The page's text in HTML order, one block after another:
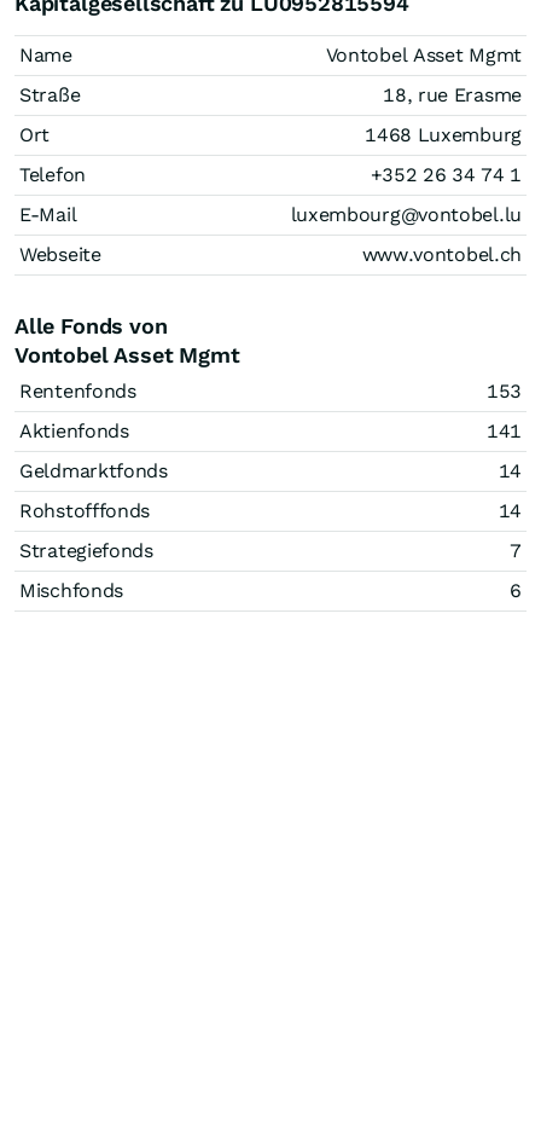
Name
Vontobel Asset Mgmt
Straße
18, rue Erasme
Ort
1468 Luxemburg
Telefon
+352 26 34 74 1
E-Mail
luxembourg@vontobel.lu
Webseite
www.vontobel.ch
Alle Fonds von
Vontobel Asset Mgmt
Rentenfonds
153
Aktienfonds
141
Geldmarktfonds
14
Rohstofffonds
14
Strategiefonds
7
Mischfonds
6